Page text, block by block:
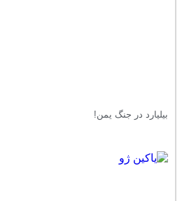
بیلیارد در جنگ یمن!